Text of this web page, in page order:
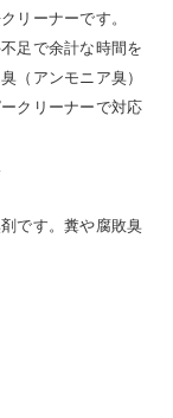
リーナーです。
足で余計な時間を
（アンモニア臭）
クリーナーで対応
です。糞や腐敗臭